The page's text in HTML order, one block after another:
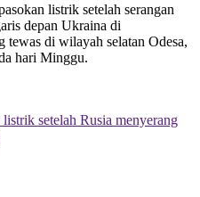
listrik setelah serangan
depan Ukraina di
tewas di wilayah selatan Odesa,
hari Minggu.
setelah Rusia menyerang